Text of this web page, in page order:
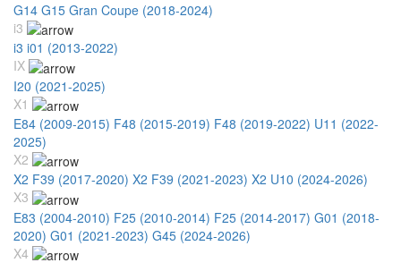
G14 G15 Gran Coupe (2018-2024)
i3
i3 i01 (2013-2022)
IX
I20 (2021-2025)
X1
E84 (2009-2015) F48 (2015-2019) F48 (2019-2022) U11 (2022-
2025)
X2
X2 F39 (2017-2020) X2 F39 (2021-2023) X2 U10 (2024-2026)
X3
E83 (2004-2010) F25 (2010-2014) F25 (2014-2017) G01 (2018-
2020) G01 (2021-2023) G45 (2024-2026)
X4